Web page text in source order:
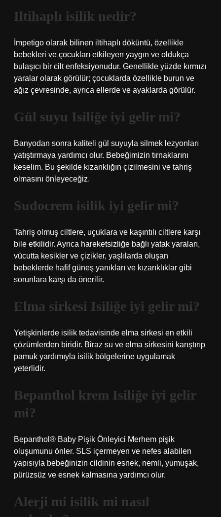
Iltihaplı isilik nedir?
İmpetigo olarak bilinen iltihaplı döküntü, özellikle
bebekleri ve çocukları etkileyen yaygın ve oldukça
bulaşıcı bir cilt enfeksiyonudur. Genellikle yüzde kırmızı
yaralar olarak görülür; çocuklarda özellikle burun ve
ağız çevresinde, ayrıca ellerde ve ayaklarda görülür.
Gül suyu Isiliğe iyi gelir mi?
Banyodan sonra kaliteli gül suyuyla silmek lezyonları
yatıştırmaya yardımcı olur. Bebeğimizin tırnaklarını
keselim. Bu şekilde kızarıklığın çizilmesini ve tahriş
olmasını önleyeceğiz.
Sudocrem isilik iyi gelir mi?
Tahriş olmuş ciltlere, uçuklara ve kaşıntılı ciltlere karşı
bile etkilidir. Ayrıca hareketsizliğe bağlı yatak yaraları,
vücutta kesikler ve çizikler, yaşlılarda oluşan
bebeklerde hafif güneş yanıkları ve kızarıklıklar gibi
sorunlara karşı da önerilir.
Elma sirkesi Isiliğe iyi gelir mi?
Yetişkinlerde isilik tedavisinde elma sirkesi en etkili
çözümlerden biridir. Biraz su ve elma sirkesini karıştırıp
pamuk yardımıyla isilik bölgelerine uygulamak
yeterlidir.
Bepanthol krem Isiliğe iyi gelir
mi?
Bepanthol® Baby Pişik Önleyici Merhem pişik
oluşumunu önler. SLS içermeyen ve nefes alabilen
yapısıyla bebeğinizin cildinin esnek, nemli, yumuşak,
pürüzsüz ve esnek kalmasına yardımcı olur.
Alerji mi isilik mi nasıl